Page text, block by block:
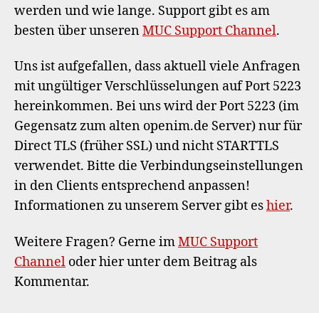
werden und wie lange. Support gibt es am
besten über unserenMUC Support Channel.
Uns ist aufgefallen, dass aktuell viele Anfragen
mit ungültiger Verschlüsselungen auf Port 5223
hereinkommen. Bei uns wird der Port 5223 (im
Gegensatz zum alten openim.de Server) nur für
Direct TLS (früher SSL) und nicht STARTTLS
verwendet. Bitte die Verbindungseinstellungen
in den Clients entsprechend anpassen!
Informationen zu unserem Server gibt eshier.
Weitere Fragen? Gerne imMUC Support
Channel oder hier unter dem Beitrag als
Kommentar.